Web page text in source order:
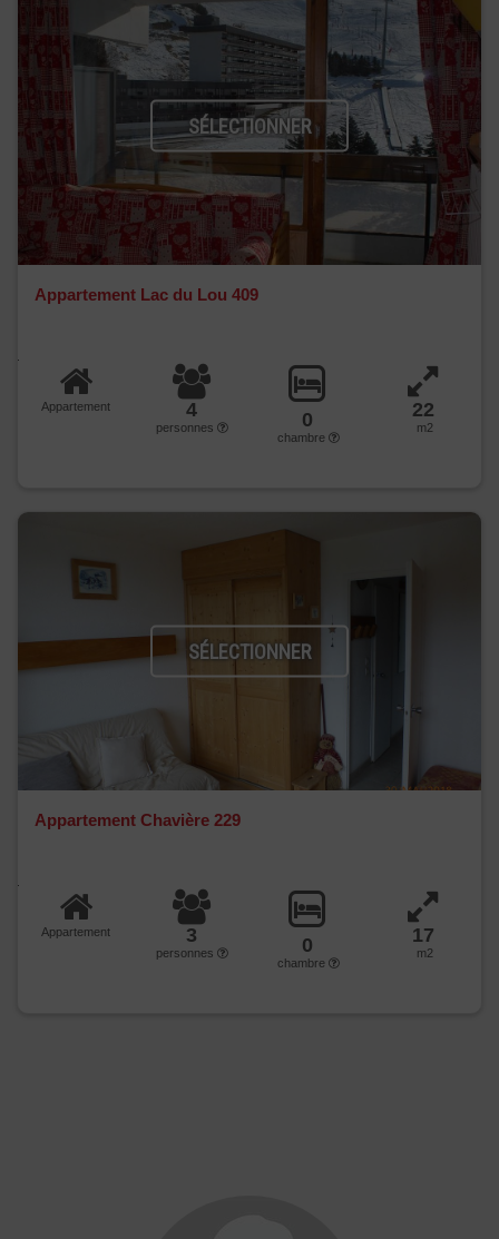
SÉLECTIONNER
Appartement Lac du Lou 409
Appartement 4
personnes 0
chambre
22
m2
SÉLECTIONNER
Appartement Chavière 229
Appartement 3
personnes 0
chambre
17
m2